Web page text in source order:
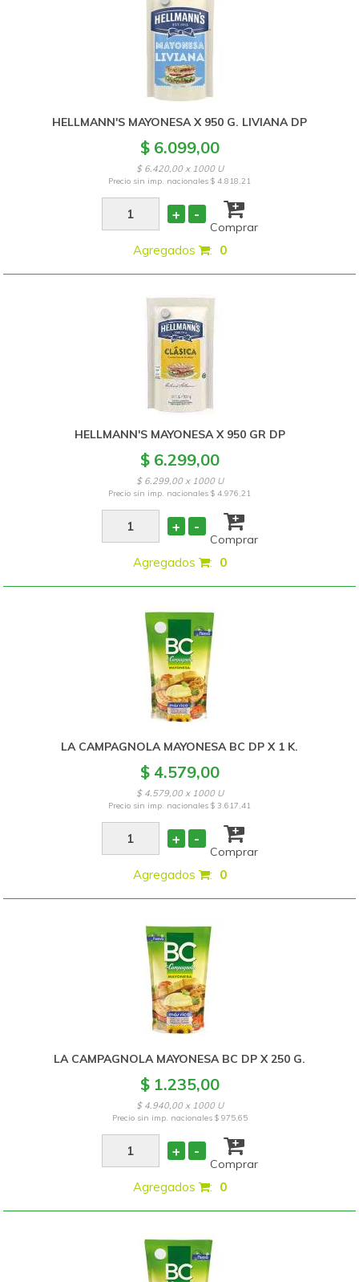
HELLMANN'S MAYONESA X 950 G. LIVIANA DP
$ 6.099,00
$ 6.420,00 x 1000 U
Precio sin imp. nacionales$ 4.818,21
+ -
Comprar
Agregados : 0
HELLMANN'S MAYONESA X 950 GR DP
$ 6.299,00
$ 6.299,00 x 1000 U
Precio sin imp. nacionales$ 4.976,21
+ -
Comprar
Agregados : 0
LA CAMPAGNOLA MAYONESA BC DP X 1 K.
$ 4.579,00
$ 4.579,00 x 1000 U
Precio sin imp. nacionales$ 3.617,41
+ -
Comprar
Agregados : 0
LA CAMPAGNOLA MAYONESA BC DP X 250 G.
$ 1.235,00
$ 4.940,00 x 1000 U
Precio sin imp. nacionales $ 975,65
+ -
Comprar
Agregados : 0